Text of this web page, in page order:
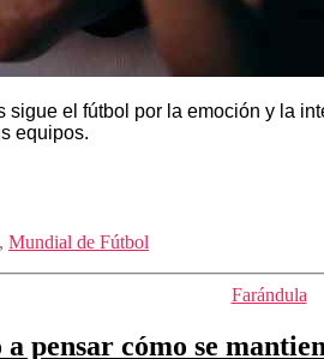
el fútbol por la emoción y la
equipos.
, Mundial de Fútbol
Farándula
a pensar cómo se